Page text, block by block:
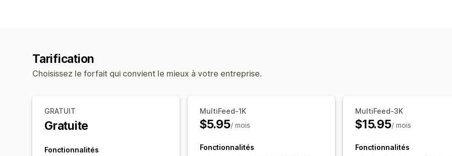
Mises à jour en temps réel
Validation d’erreur Sélection de
Assistance relative aux stocks
Tarification
Choisissez le forfait qui convient le mieux à votre entreprise.
GRATUIT
Gratuite
Fonctionnalités
MultiFeed-1K
$5.95/ mois
Fonctionnalités
MultiFeed-3K
$15.95/ mois
Fonctionnalités